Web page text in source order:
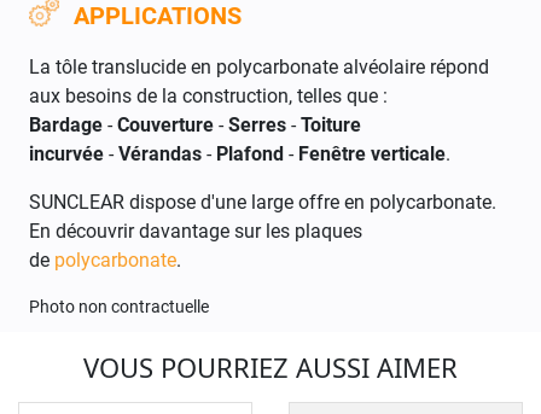
APPLICATIONS
La tôle translucide en polycarbonate alvéolaire répond
aux besoins de la construction, telles que :
Bardage -Couverture -Serres -Toiture
incurvée -Vérandas - Plafond - Fenêtre verticale.
SUNCLEAR dispose d'une large offre en polycarbonate.
En découvrir davantage sur les plaques
de polycarbonate.
Photo non contractuelle
VOUS POURRIEZ AUSSI AIMER